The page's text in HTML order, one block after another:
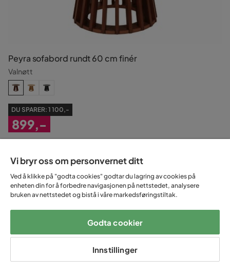
Peyra sofabord rundt 60 cm finér
Valnøtt
DU SPARER: 1 100,-
Nedsatt
899,-
-40%
Vi bryr oss om personvernet ditt
Ved å klikke på "godta cookies" godtar du lagring av cookies på
enheten din for å forbedre navigasjonen på nettstedet, analysere
bruken av nettstedet og bistå i våre markedsføringstiltak.
Godta cookier
Innstillinger